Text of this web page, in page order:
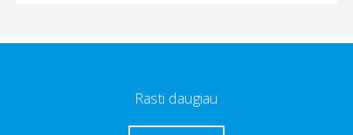
Rasti daugiau